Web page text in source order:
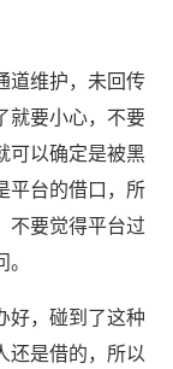
道维护，未回传
就要小心，不要
可以确定是被黑
平台的借口，所
不要觉得平台过
好，碰到了这种
还是借的，所以